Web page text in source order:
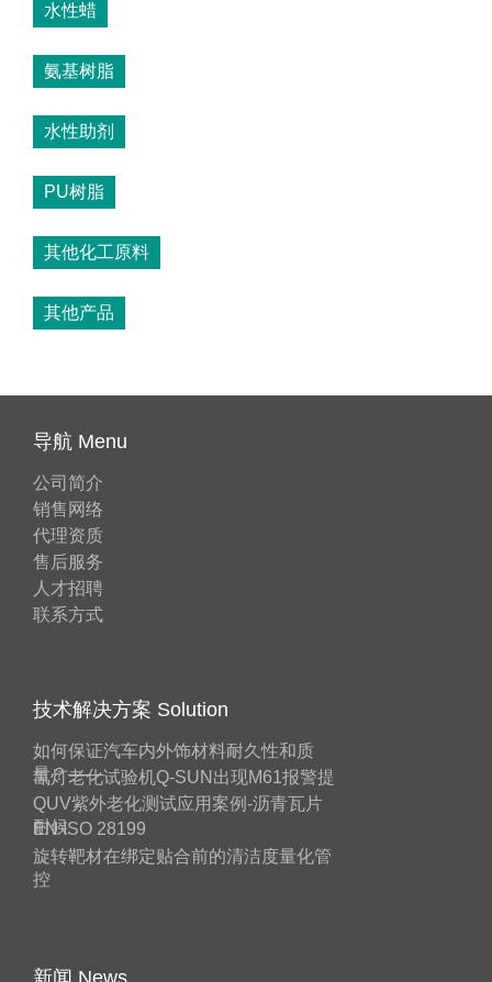
水性蜡
氨基树脂
水性助剂
PU树脂
其他化工原料
其他产品
导航 Menu
公司简介
销售网络
代理资质
售后服务
人才招聘
联系方式
技术解决方案 Solution
如何保证汽车内外饰材料耐久性和质
量？——
氙灯老化试验机Q-SUN出现M61报警提
QUV紫外老化测试应用案例-沥青瓦片
耐候
EN ISO 28199
旋转靶材在绑定贴合前的清洁度量化管
控